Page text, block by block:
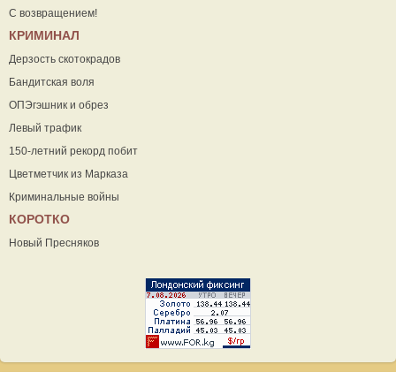
С возвращением!
КРИМИНАЛ
Дерзость скотокрадов
Бандитская воля
ОПЭгэшник и обрез
Левый трафик
150-летний рекорд побит
Цветметчик из Марказа
Криминальные войны
КОРОТКО
Новый Пресняков